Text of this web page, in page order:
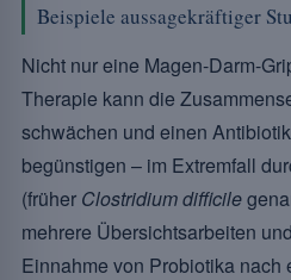
Beispiele aussagekräftiger
Nicht nur eine Magen-Darm-
Therapie kann die
schwächen und einen
begünstigen – im Extremfall
(früher Clostridium difficile
mehrere Übersichtsarbeiten
Einnahme von Probiotika nach